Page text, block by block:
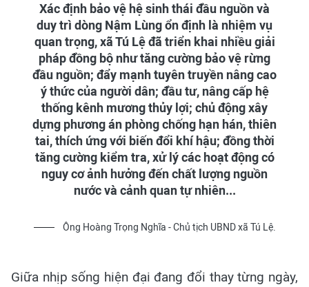
Xác định bảo vệ hệ sinh thái đầu nguồn và
duy trì dòng Nậm Lùng ổn định là nhiệm vụ
quan trọng, xã Tú Lệ đã triển khai nhiều giải
pháp đồng bộ như tăng cường bảo vệ rừng
đầu nguồn; đẩy mạnh tuyên truyền nâng cao
ý thức của người dân; đầu tư, nâng cấp hệ
thống kênh mương thủy lợi; chủ động xây
dựng phương án phòng chống hạn hán, thiên
tai, thích ứng với biến đổi khí hậu; đồng thời
tăng cường kiểm tra, xử lý các hoạt động có
nguy cơ ảnh hưởng đến chất lượng nguồn
nước và cảnh quan tự nhiên...
Ông Hoàng Trọng Nghĩa - Chủ tịch UBND xã Tú Lệ.
Giữa nhịp sống hiện đại đang đổi thay từng ngày,